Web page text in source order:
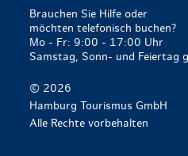
Brauchen Sie Hilfe oder
möchten telefonisch buchen?
Mo - Fr: 9:00 - 17:00 Uhr
Samstag, Sonn- und Feiertag
© 2026
Hamburg Tourismus GmbH
Alle Rechte vorbehalten